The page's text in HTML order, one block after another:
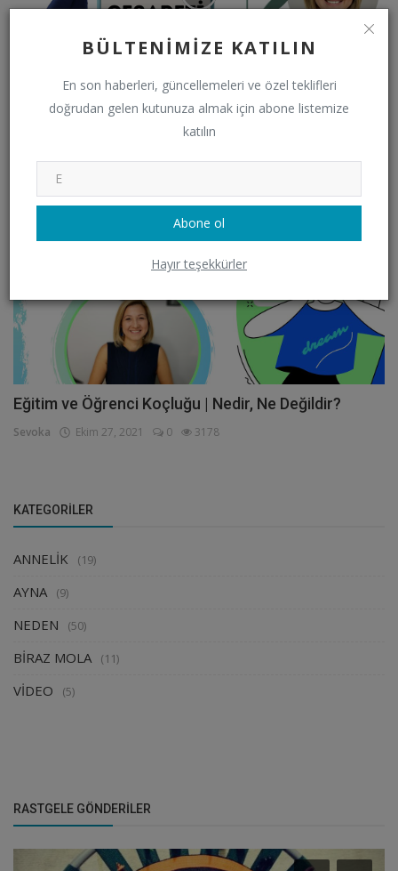
BÜLTENIMIZE KATILIN
En son haberleri, güncellemeleri ve özel teklifleri
doğrudan gelen kutunuza almak için abone listemize
katılın
Abone ol
Hayır teşekkürler
Deneme Cesareti | Sevo & Nes Sohbetleri | Vlog
VİDEO
Eğitim ve Öğrenci Koçluğu | Nedir, Ne Değildir?
Sevoka Ekim 27, 2021 0 3178
KATEGORILER
ANNELİK (19)
AYNA (9)
NEDEN (50)
BİRAZ MOLA (11)
VİDEO (5)
RASTGELE GÖNDERILER